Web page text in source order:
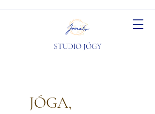
STUDIO JÓGY
JÓGA,